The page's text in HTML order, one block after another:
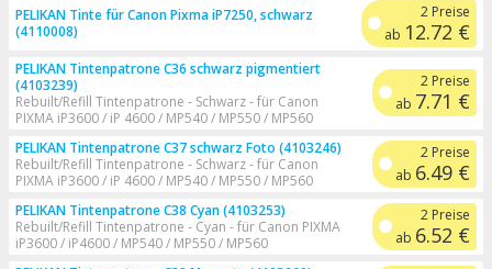
PELIKAN Tinte für Canon Pixma iP7250, schwarz
(4110008)
2 Preise
ab 12.72 €
PELIKAN Tintenpatrone C36 schwarz pigmentiert
(4103239)
Rebuilt/Refill Tintenpatrone - Schwarz - für Canon
PIXMA iP3600 / iP 4600 / MP540 / MP550 / MP560
2 Preise
ab 7.71 €
PELIKAN Tintenpatrone C37 schwarz Foto (4103246)
Rebuilt/Refill Tintenpatrone - Schwarz - für Canon
PIXMA iP3600 / iP 4600 / MP540 / MP550 / MP560
2 Preise
ab 6.49 €
PELIKAN Tintenpatrone C38 Cyan (4103253)
Rebuilt/Refill Tintenpatrone - Cyan - für Canon PIXMA
iP3600 / iP4600 / MP540 / MP550 / MP560
2 Preise
ab 6.52 €